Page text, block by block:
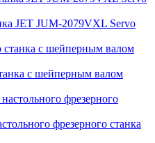
JET JUM-2079VXL Servo
с шейперным валом
фрезерного станка